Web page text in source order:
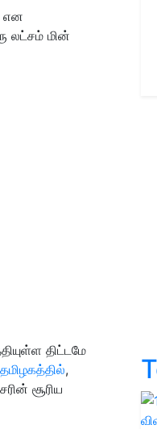
என
லட்சம் மின்
திட்டமே
தமிழகத்தில்,
சூரிய